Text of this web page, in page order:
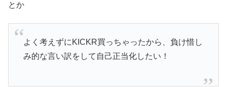
とか
よく考えずにKICKR買っちゃったから、負け惜し
み的な言い訳をして自己正当化したい！